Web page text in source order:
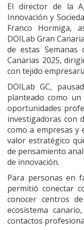
El director de la
Innovación y
Franco Hormiga,
DOILab Gran
de estas
Canarias 2025,
con tejido
DOILab GC,
planteado como
oportunidades
investigadoras con
como a empresas y
valor estratégico
de pensamiento
de innovación.
Para personas en
permitió conectar
conocer centros
ecosistema
contactos